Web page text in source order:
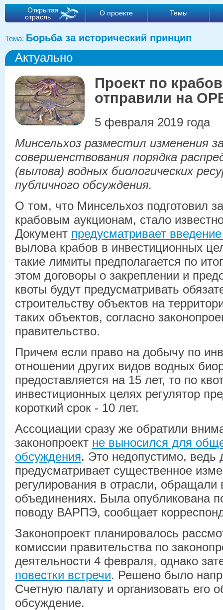
Открытая
отрасль
О проекте Темы
Тема: Борьба за исторический принцип
Актуально
Проект по
отправили на
5 февраля 2019 года
Минсельхоз разместил изменения
совершенствования порядка
(вылова) водных биологических
публичного обсуждения.
О том, что Минсельхоз подготовил
крабовым аукционам, стало
Документ предусматривает
вылова крабов в инвестиционных
такие лимиты предполагается по
этом договоры о закреплении и
квоты будут предусматривать
строительству объектов на
таких объектов, согласно
правительство.
Причем если право на добычу по
отношении других видов водных
предоставляется на 15 лет, то по
инвестиционных целях регулятор
короткий срок - 10 лет.
Ассоциации сразу же обратили
законопроект не выносился для
обсуждения. Это недопустимо, ведь
предусматривает существенное
регулирования в отрасли, обращали
объединениях. Была опубликована
поводу ВАРПЭ, сообщает
Законопроект планировалось
комиссии правительства по
деятельности 4 февраля, однако
повестки встречи. Решено было
Счетную палату и организовать его
обсуждение.